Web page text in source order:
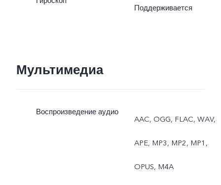
Поддерживается
Мультимедиа
Воспроизведение аудио
AAC, OGG, FLAC, WAV,
APE, MP3, MP2, MP1,
OPUS, M4A